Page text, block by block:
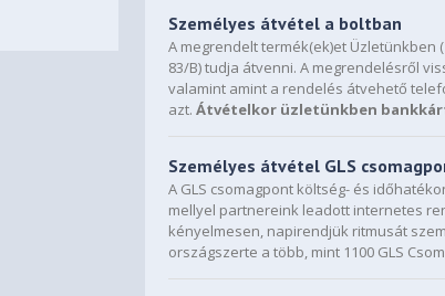
Személyes átvétel a boltban
A megrendelt termék(ek)et Üzletünkben
83/B) tudja átvenni. A megrendelésről
valamint amint a rendelés átvehető
azt.Átvételkor üzletünkben
Személyes átvétel GLS
A GLS csomagpont költség- és
mellyel partnereink leadott internetes
kényelmesen, napirendjük ritmusát
országszerte a több, mint 1100 GLS